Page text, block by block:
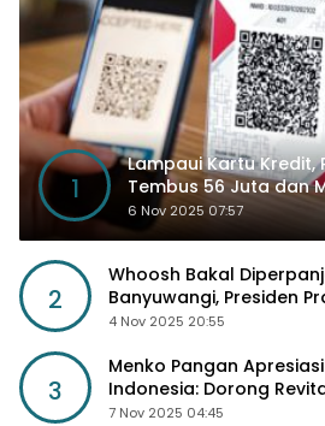
1
Lampaui Kartu Kredit,
Tembus 56 Juta dan
Kancah Global
6 Nov 2025 07:57
2
Whoosh Bakal
Banyuwangi, Presiden
Sosial Lebih Besar
4 Nov 2025 20:55
3
Menko Pangan
Indonesia: Dorong
Diskon Harga Pupuk
7 Nov 2025 04:45